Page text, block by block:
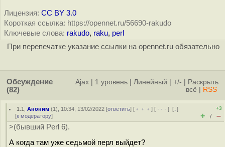
Лицензия: CC BY 3.0
Короткая ссылка: https://opennet.ru/56690-rakudo
Ключевые слова: rakudo, raku, perl
При перепечатке указание ссылки на opennet.ru обязательно
Обсуждение
(82)
Ajax 1 уровень Линейный +/-
Раскрыть
всё
RSS
1.1 ,Аноним (1), 10:34, 13/02/2022 [ответить] [ ﹢﹢﹢] [ · · ·][↓]
[к модератору]
+3
+ / –
>(бывший Perl 6).
А когда там уже седьмой перл выйдет?